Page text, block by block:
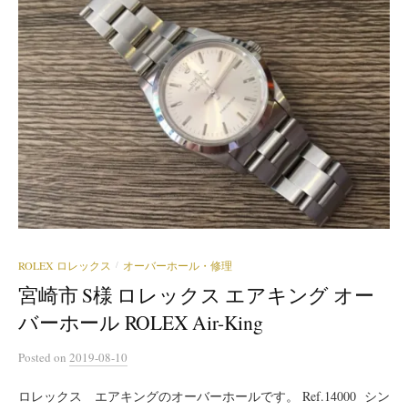
ROLEX ロレックス / オーバーホール・修理
宮崎市 S様 ロレックス エアキング オー
バーホール ROLEX Air-King
Posted on 2019-08-10
ロレックス エアキングのオーバーホールです。 Ref.14000 シン